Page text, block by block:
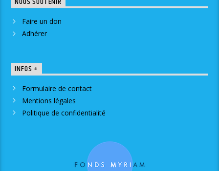
Faire un don
Adhérer
INFOS +
Formulaire de contact
Mentions légales
Politique de confidentialité